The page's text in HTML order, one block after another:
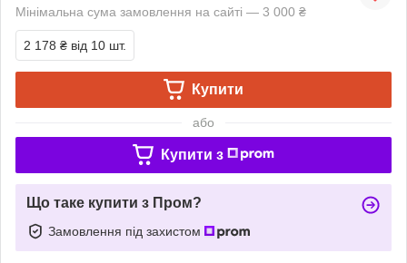
Мінімальна сума замовлення на сайті — 3 000 ₴
2 178 ₴ від 10 шт.
Купити
або
Купити з
Що таке купити з Пром?
Замовлення під захистом